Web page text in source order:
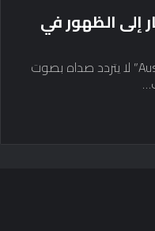
إلى الظهور في
على الرغم من أن اسم “Austin Pedal Car” لا يتردد صداه بصوت